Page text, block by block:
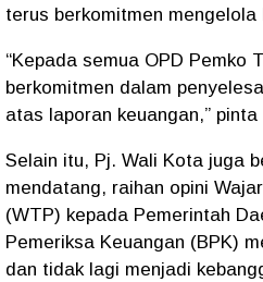
terus berkomitmen mengelola
“Kepada semua OPD Pemko
berkomitmen dalam
atas laporan keuangan,”
Selain itu, Pj. Wali Kota juga
mendatang, raihan opini
(WTP) kepada Pemerintah
Pemeriksa Keuangan (BPK)
dan tidak lagi menjadi